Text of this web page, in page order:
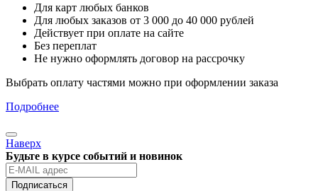
Для карт любых банков
Для любых заказов от 3 000 до 40 000 рублей
Действует при оплате на сайте
Без переплат
Не нужно оформлять договор на рассрочку
Выбрать оплату частями можно при оформлении заказа
Подробнее
Наверх
Будьте в курсе событий и новинок
Подписаться